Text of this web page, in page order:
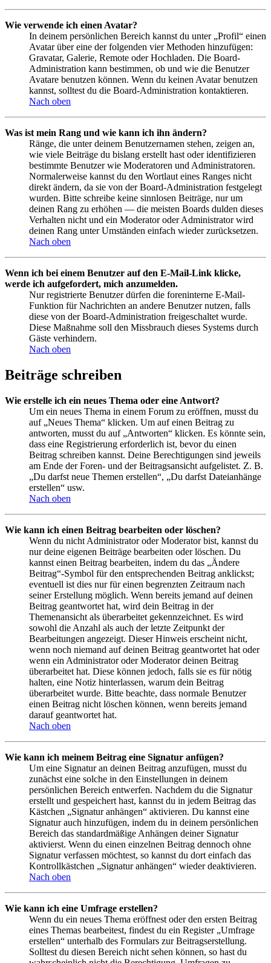
Wie verwende ich einen Avatar?
In deinem persönlichen Bereich kannst du unter „Profil“ einen
Avatar über eine der folgenden vier Methoden hinzufügen:
Gravatar, Galerie, Remote oder Hochladen. Die Board-
Administration kann bestimmen, ob und wie die Benutzer
Avatare benutzen können. Wenn du keinen Avatar benutzen
kannst, solltest du die Board-Administration kontaktieren.
Nach oben
Was ist mein Rang und wie kann ich ihn ändern?
Ränge, die unter deinem Benutzernamen stehen, zeigen an,
wie viele Beiträge du bislang erstellt hast oder identifizieren
bestimmte Benutzer wie Moderatoren und Administratoren.
Normalerweise kannst du den Wortlaut eines Ranges nicht
direkt ändern, da sie von der Board-Administration festgelegt
wurden. Bitte schreibe keine sinnlosen Beiträge, nur um
deinen Rang zu erhöhen — die meisten Boards dulden dieses
Verhalten nicht und ein Moderator oder Administrator wird
deinen Rang unter Umständen einfach wieder zurücksetzen.
Nach oben
Wenn ich bei einem Benutzer auf den E-Mail-Link klicke,
werde ich aufgefordert, mich anzumelden.
Nur registrierte Benutzer dürfen die foreninterne E-Mail-
Funktion für Nachrichten an andere Benutzer nutzen, falls
diese von der Board-Administration freigeschaltet wurde.
Diese Maßnahme soll den Missbrauch dieses Systems durch
Gäste verhindern.
Nach oben
Beiträge schreiben
Wie erstelle ich ein neues Thema oder eine Antwort?
Um ein neues Thema in einem Forum zu eröffnen, musst du
auf „Neues Thema“ klicken. Um auf einen Beitrag zu
antworten, musst du auf „Antworten“ klicken. Es könnte sein,
dass eine Registrierung erforderlich ist, bevor du einen
Beitrag schreiben kannst. Deine Berechtigungen sind jeweils
am Ende der Foren- und der Beitragsansicht aufgelistet. Z. B.
„Du darfst neue Themen erstellen“, „Du darfst Dateianhänge
erstellen“ usw.
Nach oben
Wie kann ich einen Beitrag bearbeiten oder löschen?
Wenn du nicht Administrator oder Moderator bist, kannst du
nur deine eigenen Beiträge bearbeiten oder löschen. Du
kannst einen Beitrag bearbeiten, indem du das „Ändere
Beitrag“-Symbol für den entsprechenden Beitrag anklickst;
eventuell ist dies nur für einen begrenzten Zeitraum nach
seiner Erstellung möglich. Wenn bereits jemand auf deinen
Beitrag geantwortet hat, wird dein Beitrag in der
Themenansicht als überarbeitet gekennzeichnet. Es wird
sowohl die Anzahl als auch der letzte Zeitpunkt der
Bearbeitungen angezeigt. Dieser Hinweis erscheint nicht,
wenn noch niemand auf deinen Beitrag geantwortet hat oder
wenn ein Administrator oder Moderator deinen Beitrag
überarbeitet hat. Diese können jedoch, falls sie es für nötig
halten, eine Notiz hinterlassen, warum dein Beitrag
überarbeitet wurde. Bitte beachte, dass normale Benutzer
einen Beitrag nicht löschen können, wenn bereits jemand
darauf geantwortet hat.
Nach oben
Wie kann ich meinem Beitrag eine Signatur anfügen?
Um eine Signatur an deinen Beitrag anzufügen, musst du
zunächst eine solche in den Einstellungen in deinem
persönlichen Bereich entwerfen. Nachdem du die Signatur
erstellt und gespeichert hast, kannst du in jedem Beitrag das
Kästchen „Signatur anhängen“ aktivieren. Du kannst eine
Signatur auch hinzufügen, indem du in deinem persönlichen
Bereich das standardmäßige Anhängen deiner Signatur
aktivierst. Wenn du einen einzelnen Beitrag dennoch ohne
Signatur verfassen möchtest, so kannst du dort einfach das
Kontrollkästchen „Signatur anhängen“ wieder deaktivieren.
Nach oben
Wie kann ich eine Umfrage erstellen?
Wenn du ein neues Thema eröffnest oder den ersten Beitrag
eines Themas bearbeitest, findest du ein Register „Umfrage
erstellen“ unterhalb des Formulars zur Beitragserstellung.
Solltest du diesen Bereich nicht sehen können, so hast du